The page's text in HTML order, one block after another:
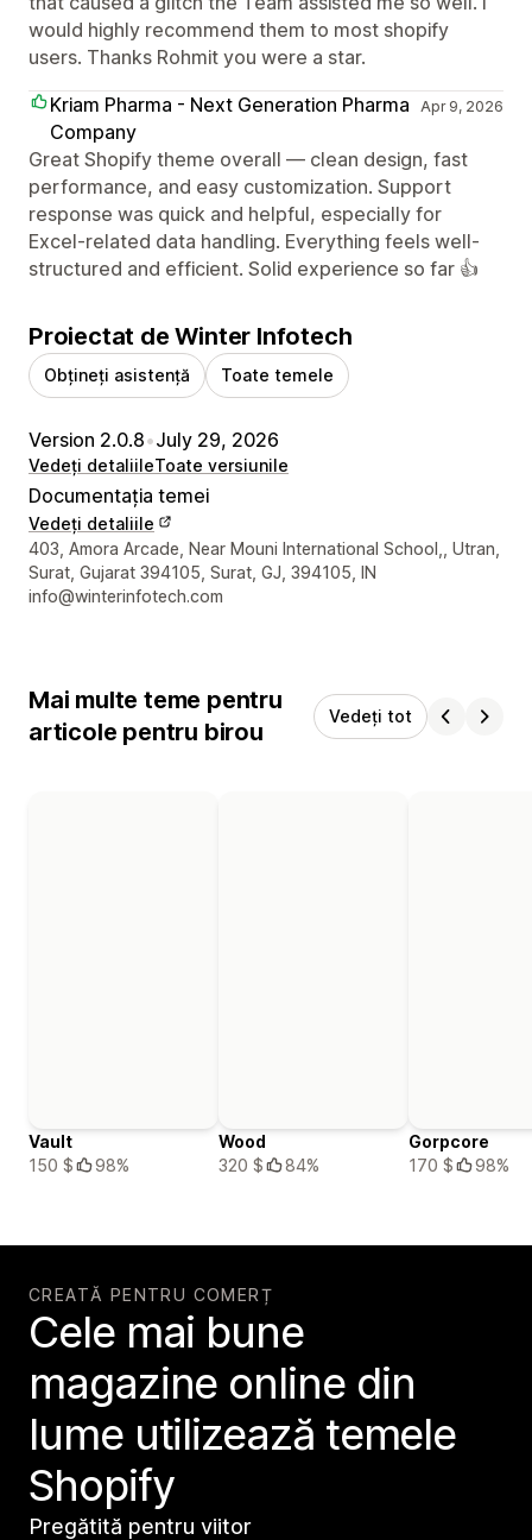
would highly recommend them to most shopify
users. Thanks Rohmit you were a star.
Kriam Pharma - Next Generation Pharma
Company
Apr 9, 2026
Great Shopify theme overall — clean design, fast
performance, and easy customization. Support
response was quick and helpful, especially for
Excel-related data handling. Everything feels well-
structured and efficient. Solid experience so far 👍
Proiectat de Winter Infotech
Obțineți asistență Toate temele
Version 2.0.8•July 29, 2026
Vedeți detaliileToate versiunile
Documentația temei
Vedeți detaliile
Detaliile de contact ale designerului
403, Amora Arcade, Near Mouni International School,, Utran,
Surat, Gujarat 394105, Surat, GJ, 394105, IN
info@winterinfotech.com
Mai multe teme pentru
articole pentru birou
Vedeți tot
Vault
150 $
98%
Wood
320 $
84%
Gorpcore
170 $
98%
CREATĂ PENTRU COMERȚ
Cele mai bune
magazine online din
lume utilizează temele
Shopify
Pregătită pentru viitor